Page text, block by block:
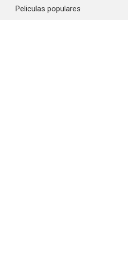
Peliculas populares